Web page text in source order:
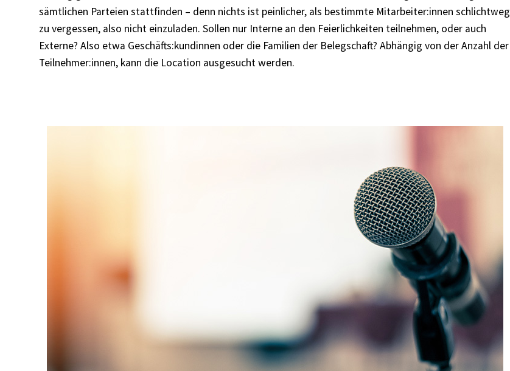
sämtlichen Parteien stattfinden – denn nichts ist peinlicher, als bestimmte Mitarbeiter:innen schlichtweg
zu vergessen, also nicht einzuladen. Sollen nur Interne an den Feierlichkeiten teilnehmen, oder auch
Externe? Also etwa Geschäfts:kundinnen oder die Familien der Belegschaft? Abhängig von der Anzahl der
Teilnehmer:innen, kann die Location ausgesucht werden.